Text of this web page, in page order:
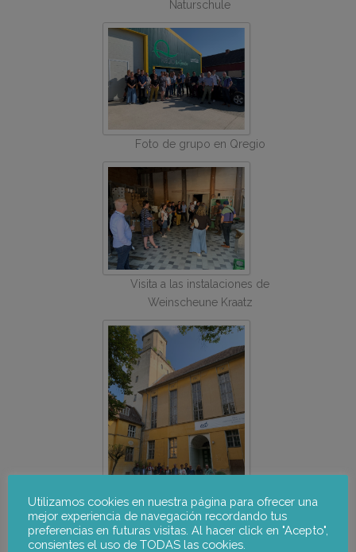
Naturschule
Foto de grupo en Qregio
Visita a las instalaciones de
Weinscheune Kraatz
Foto de grupo en las instalaciones de
Joachimsthalisches Gymnasium
Utilizamos cookies en nuestra página para ofrecer una
mejor experiencia de navegación recordando tus
preferencias en futuras visitas. Al hacer click en "Acepto",
consientes el uso de TODAS las cookies.